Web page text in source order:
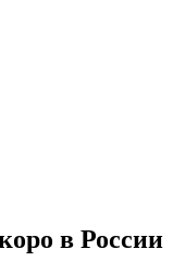
в России